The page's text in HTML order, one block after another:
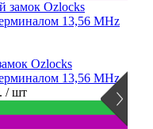
Ozlocks
13,56 MHz
/ шт